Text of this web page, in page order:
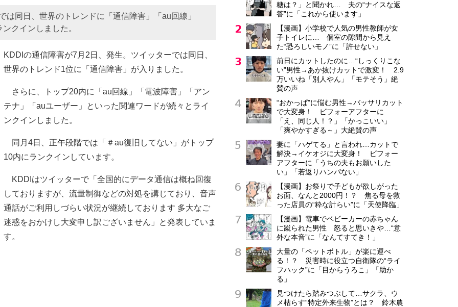
同日、世界のトレンドに「通信障害」「au回線」
クインしました。
KDDIの通信障害が7月2日、発生。ツイッターでは同日、
世界のトレンド1位に「通信障害」が入りました。
さらに、トップ20内に「au回線」「電波障害」「アン
テナ」「auユーザー」といった関連ワードが続々とライ
ンクインしました。
同月4日、正午段階では「＃au復旧してない」がトップ
10内にランクインしています。
KDDIはツイッターで「全国的にデータ通信は概ね回復
しておりますが、流量制御などの対処を講じており、音声
通話がご利用しづらい状況が継続しております 多大なご
迷惑をおかけし大変申し訳ございません」と発表していま
す。
糖は？」と聞かれ… 夫の“ナイスな返
答”に「これから使います」
【漫画】小学校で人気の男性教師が女
子トイレに… 個室の隙間から見え
た“恐ろしいモノ”に「許せない」
前日にカットしたのに…“しっくりこな
い”男性→あか抜けカットで激変！ 2.9
万いいね「別人やん」「モテそう」絶
賛の声
“おかっぱ”に悩む男性→バッサリカット
で大変身！ ビフォーアフターに
「え、同じ人！？」「かっこいい」
「爽やかすぎる～」大絶賛の声
妻に「ハゲてる」と言われ…カットで
解決→イケオジに大変身！ ビフォー
アフターに「うちの夫もお願いした
い」「若返りハンパない」
【漫画】お祭りで子どもが欲しがった
お面、なんと2000円！？ 焦る母を救
った店員の“粋な計らい”に「天使降臨」
【漫画】電車でベビーカーの赤ちゃん
に蹴られた男性 怒ると思いきや…“意
外な本音”に「なんてすてき！」
大量の「ペットボトル」が楽に運べ
る！？ 災害時に役立つ自衛隊の“ライ
フハック”に「目からうろこ」「助か
る」
見つけたら踏みつぶして…サクラ、ウ
メ枯らす“特定外来生物”とは？ 鈴木農